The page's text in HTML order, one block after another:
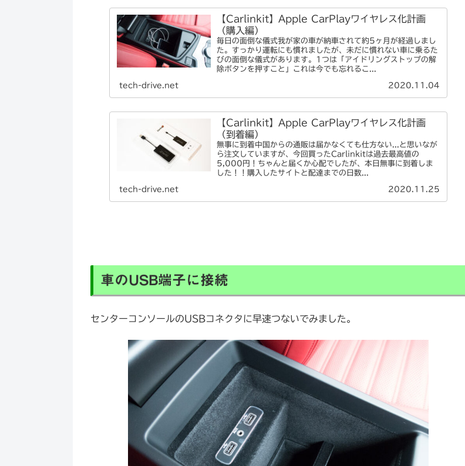
【Carlinkit】Apple CarPlayワイヤレス化計画
（購入編）
毎日の面倒な儀式我が家の車が納車されて約5ヶ月が経過しまし
た。すっかり運転にも慣れましたが、未だに慣れない車に乗るた
びの面倒な儀式があります。1つは「アイドリングストップの解
除ボタンを押すこと」これは今でも忘れるこ...
tech-drive.net 2020.11.04
【Carlinkit】Apple CarPlayワイヤレス化計画
（到着編）
無事に到着中国からの通販は届かなくても仕方ない...と思いなが
ら注文していますが、今回買ったCarlinkitは過去最高値の
5,000円！ちゃんと届くか心配でしたが、本日無事に到着しま
した！！購入したサイトと配達までの日数...
tech-drive.net 2020.11.25
車のUSB端子に接続
センターコンソールのUSBコネクタに早速つないでみました。